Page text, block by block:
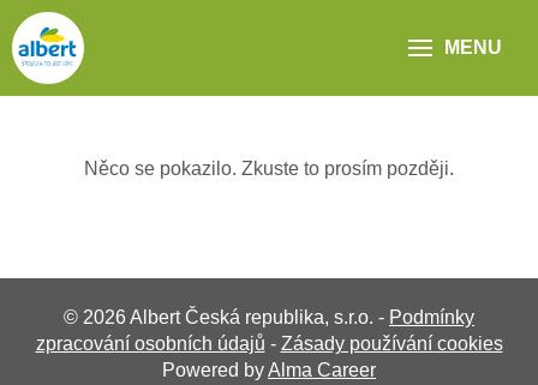
MENU
Něco se pokazilo. Zkuste to prosím později.
© 2026 Albert Česká republika, s.r.o. - Podmínky
zpracování osobních údajů - Zásady používání cookies
Powered byAlma Career